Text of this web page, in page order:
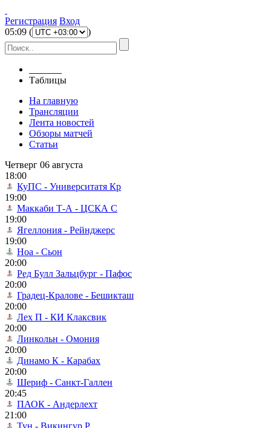
Регистрация Вход
05:09 ( )
Таблицы
На главную
Трансляции
Лента новостей
Обзоры матчей
Статьи
Четверг 06 августа
18:00
КуПС - Университатя Кр
19:00
Маккаби Т-А - ЦСКА С
19:00
Ягеллония - Рейнджерс
19:00
Ноа - Сьон
20:00
Ред Булл Зальцбург - Пафос
20:00
Градец-Кралове - Бешикташ
20:00
Лех П - КИ Клаксвик
20:00
Линкольн - Омония
20:00
Динамо К - Карабах
20:00
Шериф - Санкт-Галлен
20:45
ПАОК - Андерлехт
21:00
Тун - Викингур Р